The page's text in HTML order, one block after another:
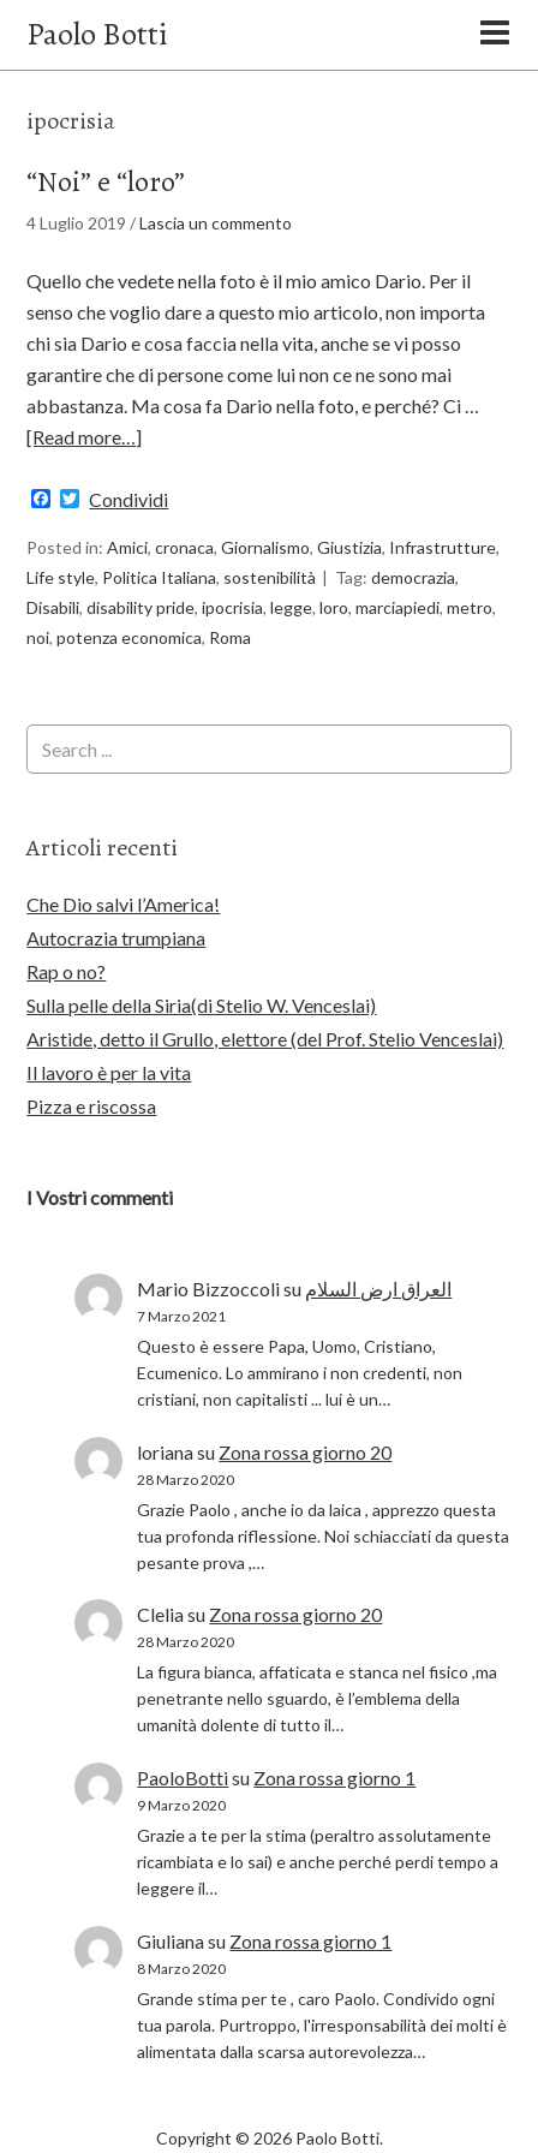
Paolo Botti
ipocrisia
“Noi” e “loro”
4 Luglio 2019 /Lascia un commento
Quello che vedete nella foto è il mio amico Dario. Per il
senso che voglio dare a questo mio articolo, non importa
chi sia Dario e cosa faccia nella vita, anche se vi posso
garantire che di persone come lui non ce ne sono mai
abbastanza. Ma cosa fa Dario nella foto, e perché? Ci …
[Read more…]
Facebook
Twitter
Condividi
Posted in:Amici,cronaca,Giornalismo,Giustizia, Infrastrutture,
Life style, Politica Italiana, sostenibilità Tag:democrazia,
Disabili,disability pride,ipocrisia,legge,loro,marciapiedi,metro,
noi,potenza economica, Roma
Articoli recenti
Che Dio salvi l’America!
Autocrazia trumpiana
Rap o no?
Sulla pelle della Siria(di Stelio W. Venceslai)
Aristide, detto il Grullo, elettore (del Prof. Stelio Venceslai)
Il lavoro è per la vita
Pizza e riscossa
I Vostri commenti
Mario Bizzoccolisu العراق ارض السلام
7 Marzo 2021
Questo è essere Papa, Uomo, Cristiano,
Ecumenico. Lo ammirano i non credenti, non
cristiani, non capitalisti ... lui è un…
lorianasu Zona rossa giorno 20
28 Marzo 2020
Grazie Paolo , anche io da laica , apprezzo questa
tua profonda riflessione. Noi schiacciati da questa
pesante prova ,…
Cleliasu Zona rossa giorno 20
28 Marzo 2020
La figura bianca, affaticata e stanca nel fisico ,ma
penetrante nello sguardo, è l’emblema della
umanità dolente di tutto il…
PaoloBottisu Zona rossa giorno 1
9 Marzo 2020
Grazie a te per la stima (peraltro assolutamente
ricambiata e lo sai) e anche perché perdi tempo a
leggere il…
Giulianasu Zona rossa giorno 1
8 Marzo 2020
Grande stima per te , caro Paolo. Condivido ogni
tua parola. Purtroppo, l'irresponsabilità dei molti è
alimentata dalla scarsa autorevolezza…
Copyright © 2026 Paolo Botti.